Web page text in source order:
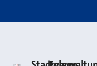
Stadt Neuss